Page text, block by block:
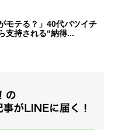
モテる？」40代バツイチ
支持される“納得...